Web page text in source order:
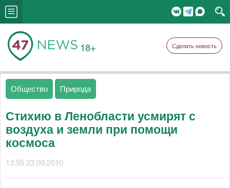
18+ Сделать новость
Общество Природа
Стихию в Ленобласти усмирят с
воздуха и земли при помощи
космоса
13:55 23.09.2010